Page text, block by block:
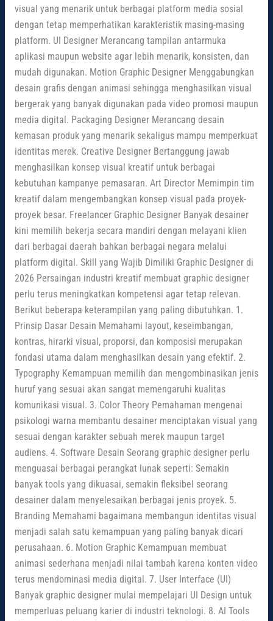
visual yang menarik untuk berbagai platform media sosial
dengan tetap memperhatikan karakteristik masing-masing
platform. UI Designer Merancang tampilan antarmuka
aplikasi maupun website agar lebih menarik, konsisten, dan
mudah digunakan. Motion Graphic Designer Menggabungkan
desain grafis dengan animasi sehingga menghasilkan visual
bergerak yang banyak digunakan pada video promosi maupun
media digital. Packaging Designer Merancang desain
kemasan produk yang menarik sekaligus mampu memperkuat
identitas merek. Creative Designer Bertanggung jawab
menghasilkan konsep visual kreatif untuk berbagai
kebutuhan kampanye pemasaran. Art Director Memimpin tim
kreatif dalam mengembangkan konsep visual pada proyek-
proyek besar. Freelancer Graphic Designer Banyak desainer
kini memilih bekerja secara mandiri dengan melayani klien
dari berbagai daerah bahkan berbagai negara melalui
platform digital. Skill yang Wajib Dimiliki Graphic Designer di
2026 Persaingan industri kreatif membuat graphic designer
perlu terus meningkatkan kompetensi agar tetap relevan.
Berikut beberapa keterampilan yang paling dibutuhkan. 1.
Prinsip Dasar Desain Memahami layout, keseimbangan,
kontras, hirarki visual, proporsi, dan komposisi merupakan
fondasi utama dalam menghasilkan desain yang efektif. 2.
Typography Kemampuan memilih dan mengombinasikan jenis
huruf yang sesuai akan sangat memengaruhi kualitas
komunikasi visual. 3. Color Theory Pemahaman mengenai
psikologi warna membantu desainer menciptakan visual yang
sesuai dengan karakter sebuah merek maupun target
audiens. 4. Software Desain Seorang graphic designer perlu
menguasai berbagai perangkat lunak seperti: Semakin
banyak tools yang dikuasai, semakin fleksibel seorang
desainer dalam menyelesaikan berbagai jenis proyek. 5.
Branding Memahami bagaimana membangun identitas visual
menjadi salah satu kemampuan yang paling banyak dicari
perusahaan. 6. Motion Graphic Kemampuan membuat
animasi sederhana menjadi nilai tambah karena konten video
terus mendominasi media digital. 7. User Interface (UI)
Banyak graphic designer mulai mempelajari UI Design untuk
memperluas peluang karier di industri teknologi. 8. AI Tools